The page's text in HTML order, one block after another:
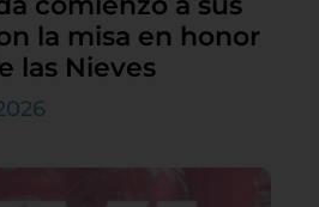
la misa en honor
las Nieves